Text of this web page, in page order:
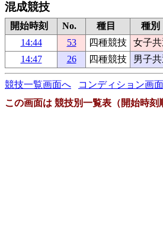
混成競技
開始時刻 No. 種目 種別
14:44
53 四種競技 女子共
14:47
26 四種競技 男子共
競技一覧画面へ コンディション画
この画面は 競技別一覧表（開始時刻